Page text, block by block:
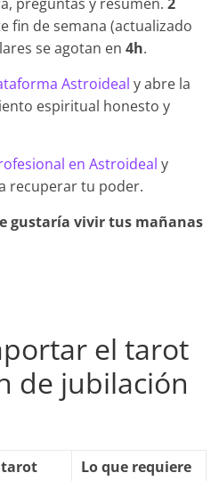
fin de semana (actualizado
se agotan en4h.
Astroideal y abre la
espiritual honesto y
en Astroideal y
recuperar tu poder.
gustaría vivir tus mañanas
el tarot
de jubilación
tarot
Lo que requiere